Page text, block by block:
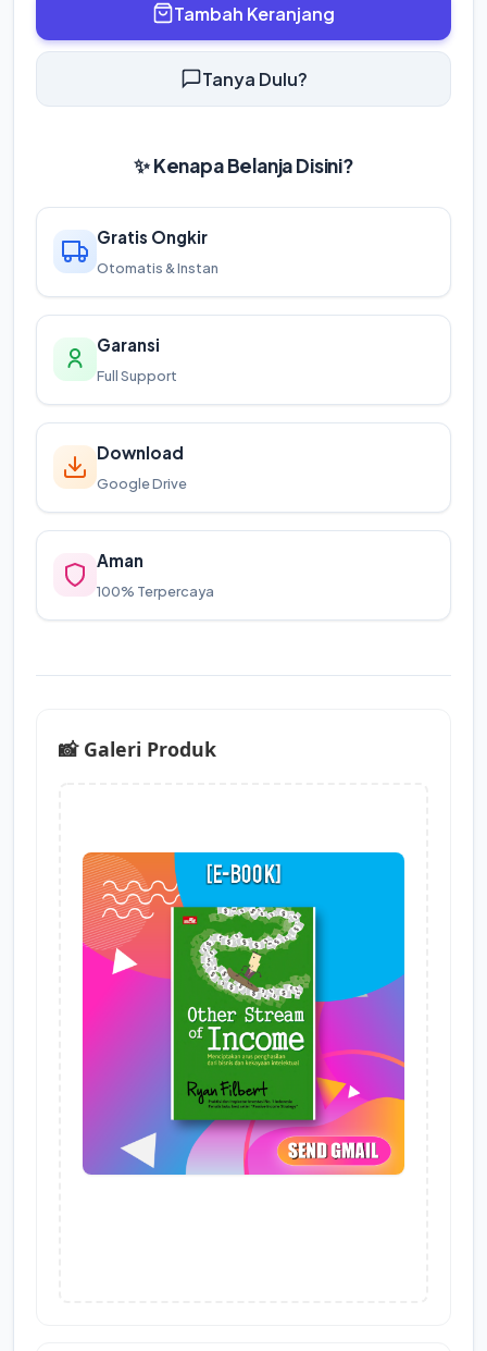
Tambah Keranjang
Tanya Dulu?
✨ Kenapa Belanja Disini?
Gratis Ongkir
Otomatis & Instan
Garansi
Full Support
Download
Google Drive
Aman
100% Terpercaya
📸 Galeri Produk